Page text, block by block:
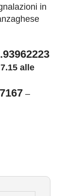
in
alle
–